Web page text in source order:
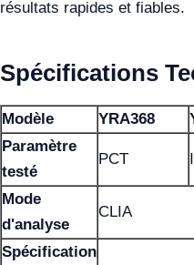
résultats rapides et fiables.
Spécifications
Modèle YRA368
Paramètre
testé
PCT
Mode
d'analyse
CLIA
Spécification